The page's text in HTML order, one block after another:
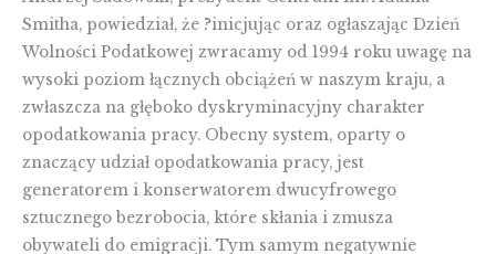
Smitha, powiedział, że ?inicjując oraz ogłaszając Dzień
Wolności Podatkowej zwracamy od 1994 roku uwagę na
wysoki poziom łącznych obciążeń w naszym kraju, a
zwłaszcza na głęboko dyskryminacyjny charakter
opodatkowania pracy. Obecny system, oparty o
znaczący udział opodatkowania pracy, jest
generatorem i konserwatorem dwucyfrowego
sztucznego bezrobocia, które skłania i zmusza
obywateli do emigracji. Tym samym negatywnie